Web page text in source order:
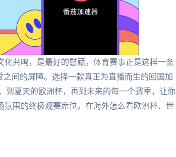
共鸣，是最好的慰藉。体育赛事正是这样一条
间的屏障。选择一款真正为直播而生的回国加
到夏天的欧洲杯，再到未来的每一个赛季，让你
围的终极观赛席位。在海外怎么看欧洲杯、世